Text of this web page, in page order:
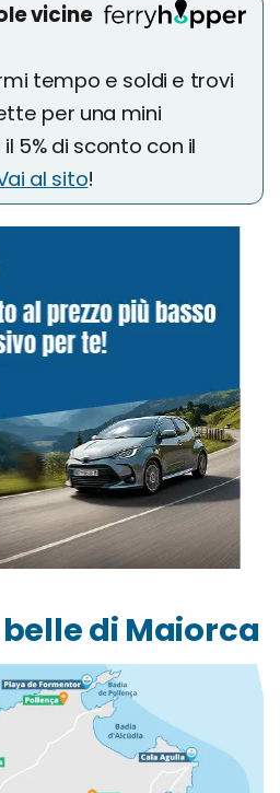
vicine
tempo e soldi e trovi
per una mini
5% di sconto con il
al sito!
di Maiorca